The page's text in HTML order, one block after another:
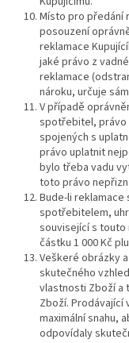
Místo pro předání
posouzení
reklamace
jaké právo z
reklamace
nároku, určuje
V případě
spotřebitel, právo
spojených s
právo uplatnit
bylo třeba vadu
toto právo
Bude-li reklamace
spotřebitelem,
související s touto
částku 1 000 Kč
Veškeré obrázky
skutečného
vlastnosti Zboží a
Zboží.
maximální snahu,
odpovídaly